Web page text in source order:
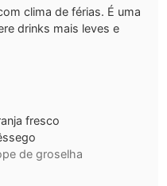
clima de férias. É uma
drinks mais leves e
fresco
de groselha